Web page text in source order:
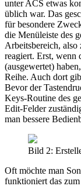
unter ACS etwas
üblich war. Das
für besondere
die Menüleiste des
Arbeitsbereich,
reagiert. Erst, wenn
(ausgewertet)
Reihe. Auch dort
Bevor der
Keys-Routine des
Edit-Felder
man bessere
Bild 2:
Oft möchte man
funktioniert das